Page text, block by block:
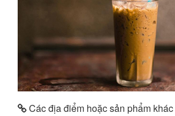
Các địa điểm hoặc sản phẩm